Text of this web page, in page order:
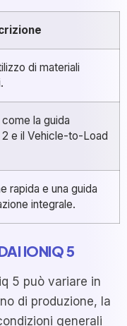
di materiali
la guida
e il Vehicle-to-Load
rapida e una guida
integrale.
IONIQ 5
5 può variare in
di produzione, la
generali